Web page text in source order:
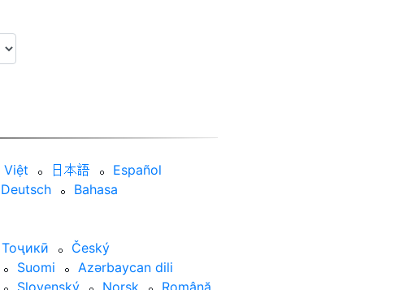
Việt ⚬ 日本語 ⚬ Español
Deutsch ⚬ Bahasa
Тоҷикӣ ⚬ Český
⚬ Suomi ⚬ Azərbaycan dili
⚬ Slovenský ⚬ Norsk ⚬ Română